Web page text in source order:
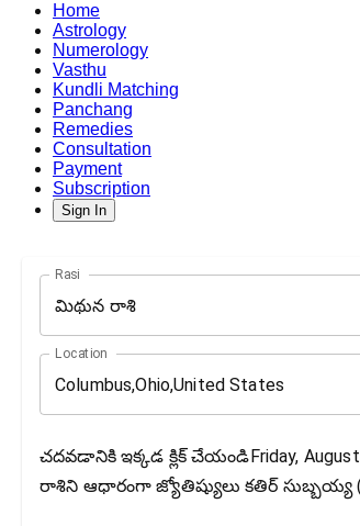
Home
Astrology
Numerology
Vasthu
Kundli Matching
Panchang
Remedies
Consultation
Payment
Subscription
Sign In
Rasi
మిథున రాశి
Location
చదవడానికి ఇక్కడ క్లిక్ చేయండిFriday,
రాశిని ఆధారంగా జ్యోతిష్యులు కతిర్ సుబ్బయ్య